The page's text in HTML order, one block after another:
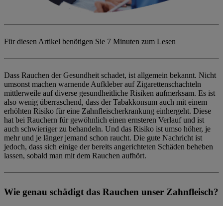
Für diesen Artikel benötigen Sie 7 Minuten zum Lesen
Dass Rauchen der Gesundheit schadet, ist allgemein bekannt. Nicht
umsonst machen warnende Aufkleber auf Zigarettenschachteln
mittlerweile auf diverse gesundheitliche Risiken aufmerksam. Es ist
also wenig überraschend, dass der Tabakkonsum auch mit einem
erhöhten Risiko für eine Zahnfleischerkrankung einhergeht. Diese
hat bei Rauchern für gewöhnlich einen ernsteren Verlauf und ist
auch schwieriger zu behandeln. Und das Risiko ist umso höher, je
mehr und je länger jemand schon raucht. Die gute Nachricht ist
jedoch, dass sich einige der bereits angerichteten Schäden beheben
lassen, sobald man mit dem Rauchen aufhört.
Wie genau schädigt das Rauchen unser Zahnfleisch?